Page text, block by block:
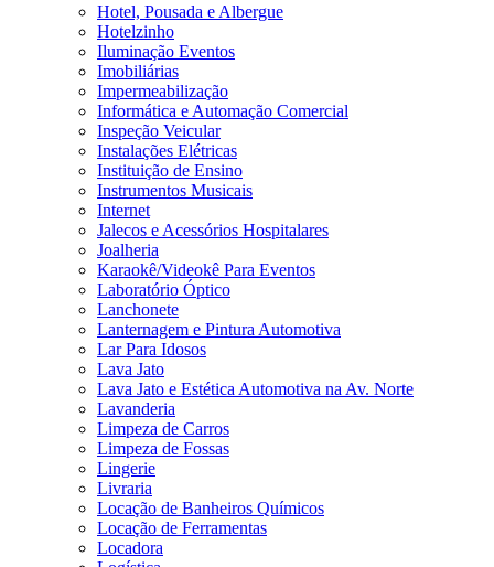
Hotel, Pousada e Albergue
Hotelzinho
Iluminação Eventos
Imobiliárias
Impermeabilização
Informática e Automação Comercial
Inspeção Veicular
Instalações Elétricas
Instituição de Ensino
Instrumentos Musicais
Internet
Jalecos e Acessórios Hospitalares
Joalheria
Karaokê/Videokê Para Eventos
Laboratório Óptico
Lanchonete
Lanternagem e Pintura Automotiva
Lar Para Idosos
Lava Jato
Lava Jato e Estética Automotiva na Av. Norte
Lavanderia
Limpeza de Carros
Limpeza de Fossas
Lingerie
Livraria
Locação de Banheiros Químicos
Locação de Ferramentas
Locadora